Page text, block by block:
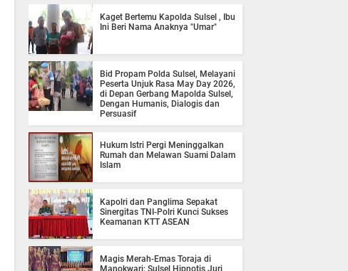
Kaget Bertemu Kapolda Sulsel , Ibu
Ini Beri Nama Anaknya "Umar"
Bid Propam Polda Sulsel, Melayani
Peserta Unjuk Rasa May Day 2026,
di Depan Gerbang Mapolda Sulsel,
Dengan Humanis, Dialogis dan
Persuasif
Hukum Istri Pergi Meninggalkan
Rumah dan Melawan Suami Dalam
Islam
Kapolri dan Panglima Sepakat
Sinergitas TNI-Polri Kunci Sukses
Keamanan KTT ASEAN
Magis Merah-Emas Toraja di